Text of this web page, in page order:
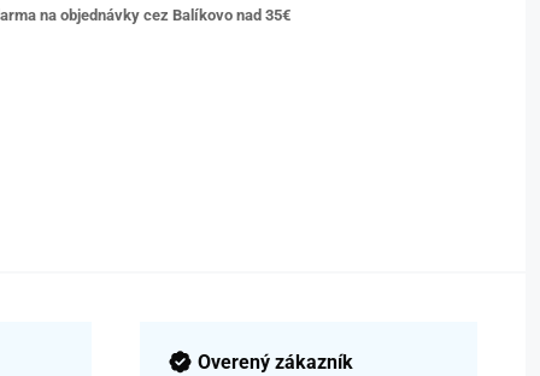
na objednávky cez Balíkovo nad 35€
Overený zákazník